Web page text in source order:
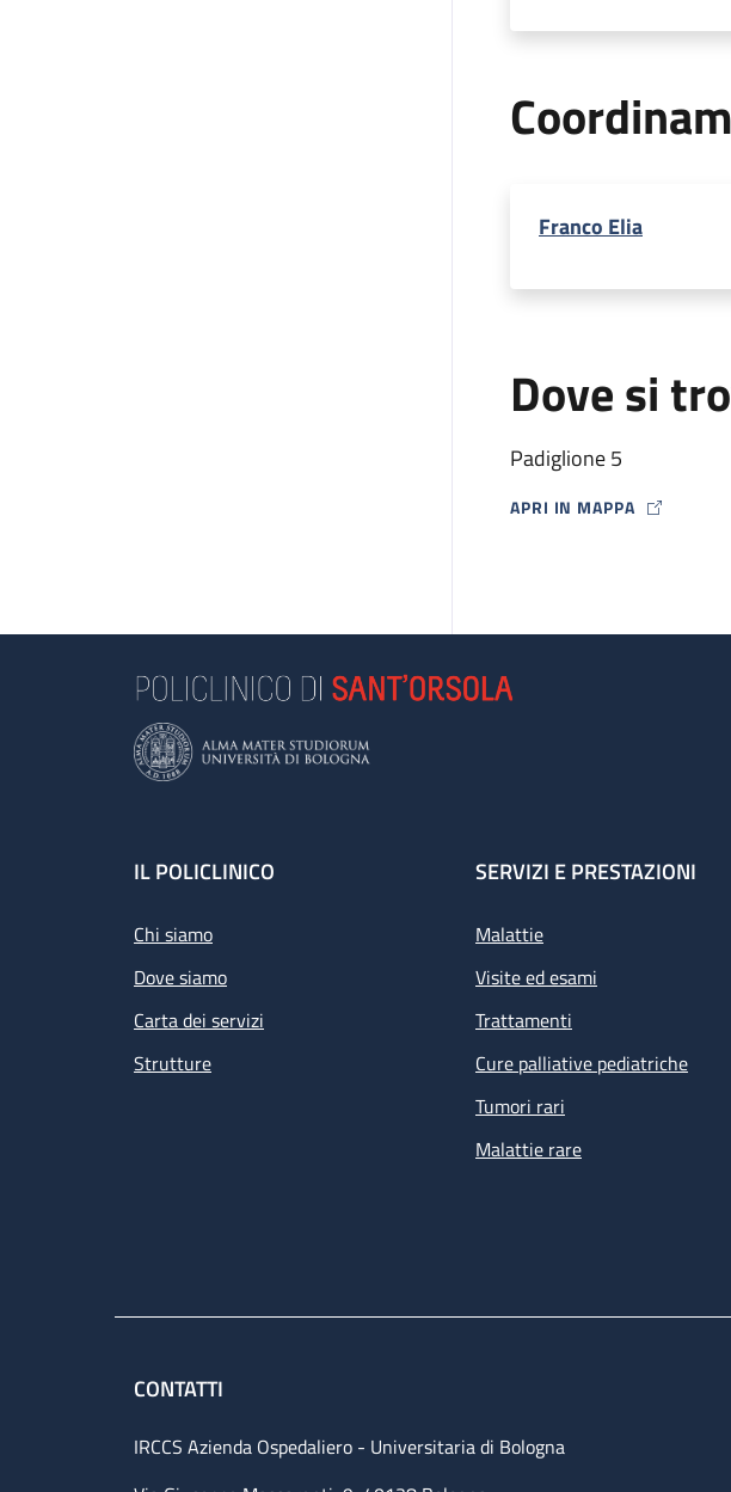
Franco Elia
Dove si
Padiglione 5
APRI IN MAPPA
MAP ICON
Footer
IL POLICLINICO
Chi siamo
Dove siamo
Carta dei servizi
Strutture
SERVIZI E PRESTAZIONI
Malattie
Visite ed esami
Trattamenti
Cure palliative pediatriche
Tumori rari
Malattie rare
CONTATTI
IRCCS Azienda Ospedaliero - Universitaria di Bologna